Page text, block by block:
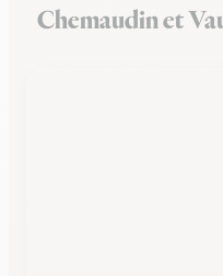
Chemaudin et